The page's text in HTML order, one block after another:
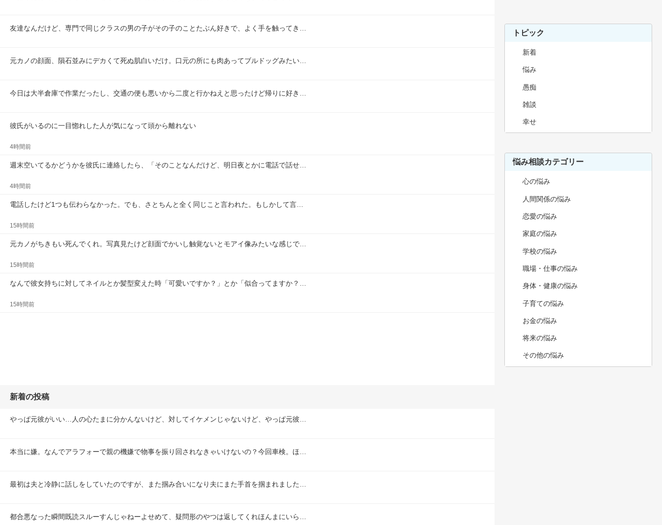
友達なんだけど、専門で同じクラスの男の子がその子のことたぶん好きで、よく手を触ってき…
元カノの顔面、隕石並みにデカくて死ぬ肌白いだけ。口元の所にも肉あってブルドッグみたい…
今日は大半倉庫で作業だったし、交通の便も悪いから二度と行かねえと思ったけど帰りに好き…
彼氏がいるのに一目惚れした人が気になって頭から離れない
4時間前
週末空いてるかどうかを彼氏に連絡したら、「そのことなんだけど、明日夜とかに電話で話せ…
4時間前
電話したけど1つも伝わらなかった。でも、さとちんと全く同じこと言われた。もしかして言…
15時間前
元カノがちきもい死んでくれ。写真見たけど顔面でかいし触覚ないとモアイ像みたいな感じで…
15時間前
なんで彼女持ちに対してネイルとか髪型変えた時「可愛いですか？」とか「似合ってますか？…
15時間前
新着の投稿
やっぱ元彼がいい…人の心たまに分かんないけど、対してイケメンじゃないけど、やっぱ元彼…
本当に嫌。なんでアラフォーで親の機嫌で物事を振り回されなきゃいけないの？今回車検。ほ…
最初は夫と冷静に話しをしていたのですが、また掴み合いになり夫にまた手首を掴まれました…
都合悪なった瞬間既読スルーすんじゃねーよせめて、疑問形のやつは返してくれほんまにいら…
トピック
新着
悩み
愚痴
雑談
幸せ
悩み相談カテゴリー
心の悩み
人間関係の悩み
恋愛の悩み
家庭の悩み
学校の悩み
職場・仕事の悩み
身体・健康の悩み
子育ての悩み
お金の悩み
将来の悩み
その他の悩み